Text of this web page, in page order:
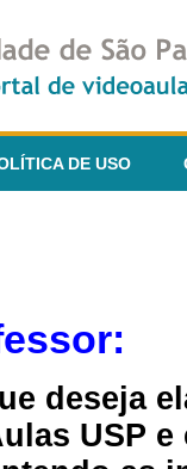
DE USO
deseja
USP